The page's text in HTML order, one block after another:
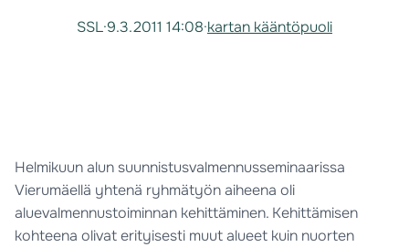
SSL·9.3.2011 14:08·kartan kääntöpuoli
Helmikuun alun suunnistusvalmennusseminaarissa
Vierumäellä yhtenä ryhmätyön aiheena oli
aluevalmennustoiminnan kehittäminen. Kehittämisen
kohteena olivat erityisesti muut alueet kuin nuorten